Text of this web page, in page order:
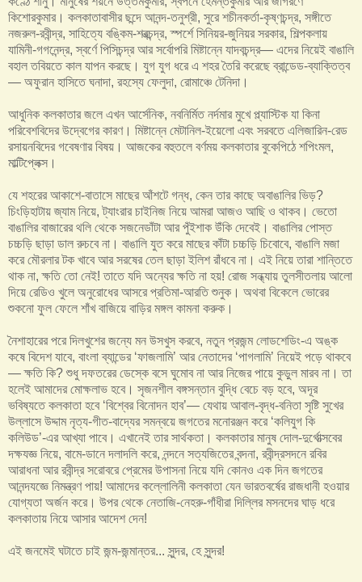
কিশোরকুমার। কলকাতাবাসীর ছন্দে আনন্দ-তনুশ্রী, সুরে শচীনকর্তা-কৃষ্ণচন্দ্র, সঙ্গীতে
নজরুল-রবীন্দ্র, সাহিত্যে বঙ্কিম-শরত্চন্দ্র, স্পর্শে সিনিয়র-জুনিয়র সরকার, শিল্পকলায়
যামিনী-গগনেন্দ্র, স্বর্ণে পিসিচন্দ্র আর সর্বোপরি মিষ্টান্নে যাদবচন্দ্র— এদের নিয়েই বাঙালি
বহাল তবিয়তে কাল যাপন করছে। যুগ যুগ ধরে এ শহর তৈরি করেছে ব্রান্ডেড-ব্যাক্তিত্ব
— অফুরান হাসিতে ঘনাদা, রহস্যে ফেলুদা, রোমাঞ্চে টেনিদা।
আধুনিক কলকাতার জলে এখন আর্সেনিক, নবনির্মিত নর্দমার মুখে প্ল্যাস্টিক যা কিনা
পরিবেশবিদের উদ্বেগের কারণ। মিষ্টান্নে মেটানিল-ইয়েলো এবং সরবতে এলিজারিন-রেড
রসায়নবিদের গবেষণার বিষয়। আজকের বহুতলে বর্ণময় কলকাতার বুকেপিঠে শপিংমল,
মাল্টিপ্লেক্স।
যে শহরের আকাশে-বাতাসে মাছের আঁশটে গন্ধ, কেন তার কাছে অবাঙালির ভিড়?
চিংড়িহাটায় জ্যাম নিয়ে, ট্যাংরার চাইনিজ নিয়ে আমরা আজও আছি ও থাকব। ভেতো
বাঙালির বাজারের থলি থেকে সজনেডাঁটা আর পুঁইশাক উঁকি দেবেই। বাঙালির পোস্ত
চচ্চড়ি ছাড়া ডাল রুচবে না। বাঙালি যুত করে মাছের কাঁটা চচ্চড়ি চিবোবে, বাঙালি মজা
করে মৌরলার টক খাবে আর সরষের তেল ছাড়া ইলিশ রাঁধবে না। এই নিয়ে তারা শান্তিতে
থাক না, ক্ষতি তো নেই! তাতে যদি অন্যের ক্ষতি না হয়! রোজ সন্ধ্যায় তুলসীতলায় আলো
দিয়ে রেডিও খুলে অনুরোধের আসরে প্রতিমা-আরতি শুনুক। অথবা বিকেলে ভোরের
শুকনো ফুল ফেলে শাঁখ বাজিয়ে বাড়ির মঙ্গল কামনা করুক।
নৈশাহারের পরে দিলখুশের জন্যে মন উসখুস করবে, নতুন প্রজন্ম লোডশেডিং-এ অঙ্ক
কষে বিদেশ যাবে, বাংলা ব্যান্ডের ‘ফাজলামি’ আর নেতাদের ‘পাগলামি’ নিয়েই পড়ে থাকবে
— ক্ষতি কি? শুধু দফতরের ডেস্কে বসে ঘুমোব না আর নিজের পায়ে কুড়ুল মারব না। তা
হলেই আমাদের মোক্ষলাভ হবে। সৃজনশীল বঙ্গসন্তান বুদ্ধি বেচে বড় হবে, অদূর
ভবিষ্যতে কলকাতা হবে ‘বিশ্বের বিনোদন হাব’— যেথায় আবাল-বৃদ্ধ-বনিতা সৃষ্টি সুখের
উল্লাসে উদ্দাম নৃত্য-গীত-বাদ্যের সমন্বয়ে জগতের মনোরঞ্জন করে ‘কলিযুগ কি
কলিউড’-এর আখ্যা পাবে। এখানেই তার সার্থকতা। কলকাতার মানুষ দোল-দুর্গোত্সবের
দক্ষযজ্ঞ নিয়ে, বামে-ডানে দলাদলি করে, নন্দনে সত্যজিতের বন্দনা, রবীন্দ্রসদনে রবির
আরাধনা আর রবীন্দ্র সরোবরে প্রেমের উপাসনা নিয়ে যদি কোনও এক দিন জগতের
আনন্দযজ্ঞে নিমন্ত্রণ পায়! আমাদের কল্লোলিনী কলকাতা যেন ভারতবর্ষের রাজধানী হওয়ার
যোগ্যতা অর্জন করে। উপর থেকে নেতাজি-নেহরু-গাঁধীরা দিল্লির মসনদের ঘাড় ধরে
কলকাতায় নিয়ে আসার আদেশ দেন!
এই জনমেই ঘটাতে চাই জন্ম-জন্মান্তর... সুন্দর, হে সুন্দর!